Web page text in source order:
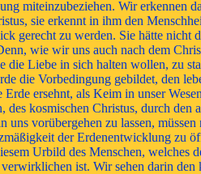
miteinzubeziehen. Wir erkennen
sie erkennt in ihm den
gerecht zu werden. Sie hätte
wie wir uns auch nach dem
die Liebe in sich halten wollen, zu
die Vorbedingung gebildet, den
Erde ersehnt, als Keim in unser
des kosmischen Christus, durch
uns vorübergehen zu lassen,
der Erdenentwicklung zu
Urbild des Menschen,
ist. Wir sehen darin